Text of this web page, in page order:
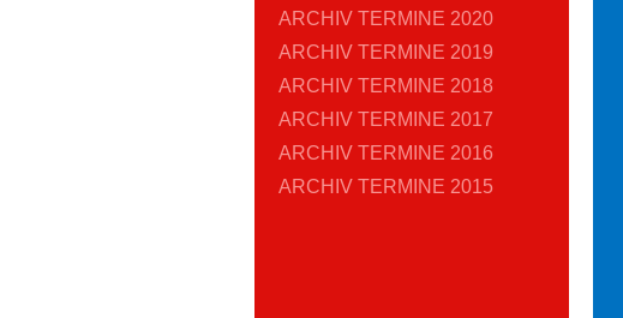
ARCHIV TERMINE 2020
ARCHIV TERMINE 2019
ARCHIV TERMINE 2018
ARCHIV TERMINE 2017
ARCHIV TERMINE 2016
ARCHIV TERMINE 2015